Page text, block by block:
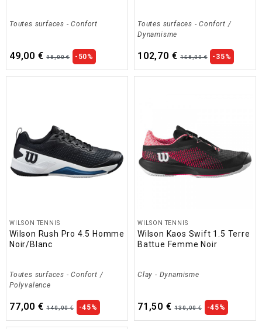
Toutes surfaces -Confort
49,00 € 98,00 € -50%
Toutes surfaces -Confort /
Dynamisme
102,70 € 158,00 € -35%
WILSON TENNIS
Wilson Rush Pro 4.5 Homme
Noir/Blanc
Toutes surfaces -Confort /
Polyvalence
77,00 € 140,00 € -45%
WILSON TENNIS
Wilson Kaos Swift 1.5 Terre
Battue Femme Noir
Clay - Dynamisme
71,50 € 130,00 € -45%